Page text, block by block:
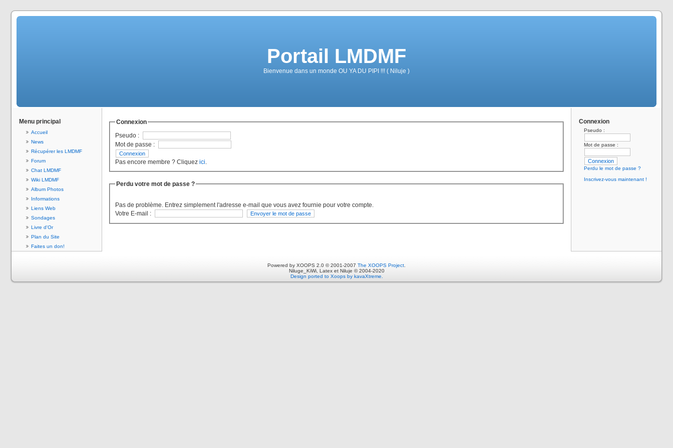
Portail LMDMF
Bienvenue dans un monde OU YA DU PIPI !!! ( Niluje )
Menu principal
Accueil
News
Récupérer les LMDMF
Forum
Chat LMDMF
Wiki LMDMF
Album Photos
Informations
Liens Web
Sondages
Livre d'Or
Plan du Site
Faites un don!
Connexion
Pseudo :
Mot de passe :
Pas encore membre ? Cliquez ici.
Perdu votre mot de passe ?
Pas de problème. Entrez simplement l'adresse e-mail que vous avez fournie pour votre compte.
Votre E-mail :
Connexion
Pseudo :
Mot de passe :
Perdu le mot de passe ?
Inscrivez-vous maintenant !
Powered by XOOPS 2.0 © 2001-2007 The XOOPS Project
Niluge_KiWi, Latex et Niluje © 2004-2020
Design ported to Xoops by kavaXtreme.